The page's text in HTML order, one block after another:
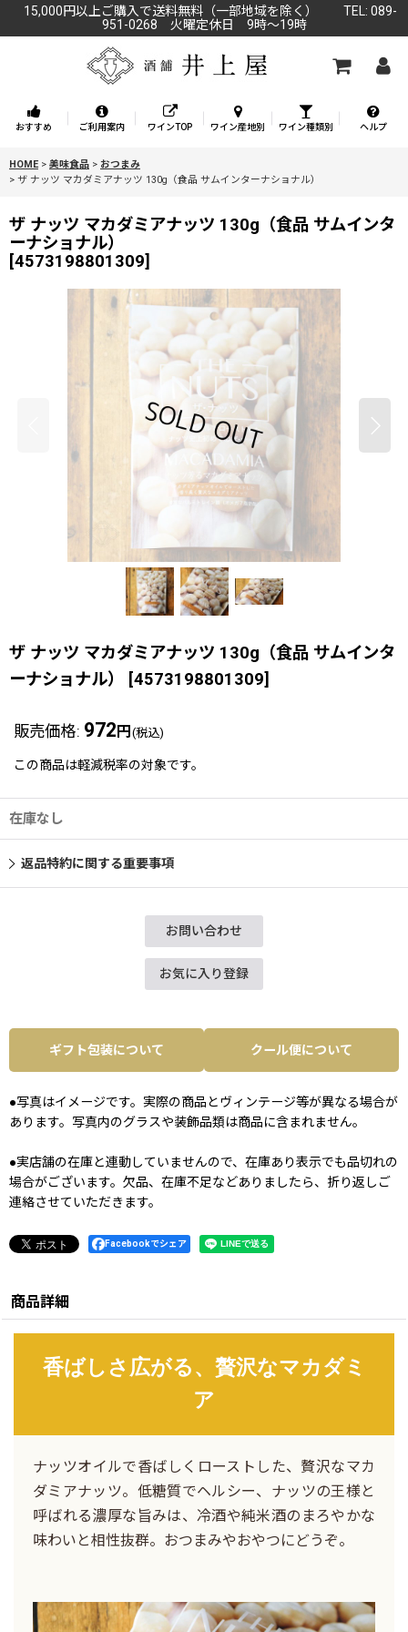
15,000円以上ご購入で送料無料（一部地域を除く） TEL: 089-
951-0268 火曜定休日 9時～19時
おすすめ ご利用案内 ワインTOP ワイン産地別 ワイン種類別 ヘルプ
HOME > 美味食品 > おつまみ
> ザ ナッツ マカダミアナッツ 130g（食品 サムインターナショナル）
ザ ナッツ マカダミアナッツ 130g（食品 サムインタ
ーナショナル）
[4573198801309]
ザ ナッツ マカダミアナッツ 130g（食品 サムインタ
ーナショナル）
[4573198801309]
販売価格: 972 円 (税込)
この商品は軽減税率の対象です。
在庫なし
返品特約に関する重要事項
お問い合わせ
お気に入り登録
ギフト包装について クール便について
●写真はイメージです。実際の商品とヴィンテージ等が異なる場合が
あります。写真内のグラスや装飾品類は商品に含まれません。
●実店舗の在庫と連動していませんので、在庫あり表示でも品切れの
場合がございます。欠品、在庫不足などありましたら、折り返しご
連絡させていただきます。
Facebookでシェア
商品詳細
香ばしさ広がる、贅沢なマカダミ
ア
ナッツオイルで香ばしくローストした、贅沢なマカ
ダミアナッツ。低糖質でヘルシー、ナッツの王様と
呼ばれる濃厚な旨みは、冷酒や純米酒のまろやかな
味わいと相性抜群。おつまみやおやつにどうぞ。